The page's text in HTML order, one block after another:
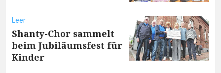
Leer
Shanty-Chor sammelt
beim Jubiläumsfest für
Kinder